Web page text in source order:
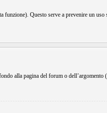
Questo serve a prevenire un uso
alla pagina del forum o dell’argomento